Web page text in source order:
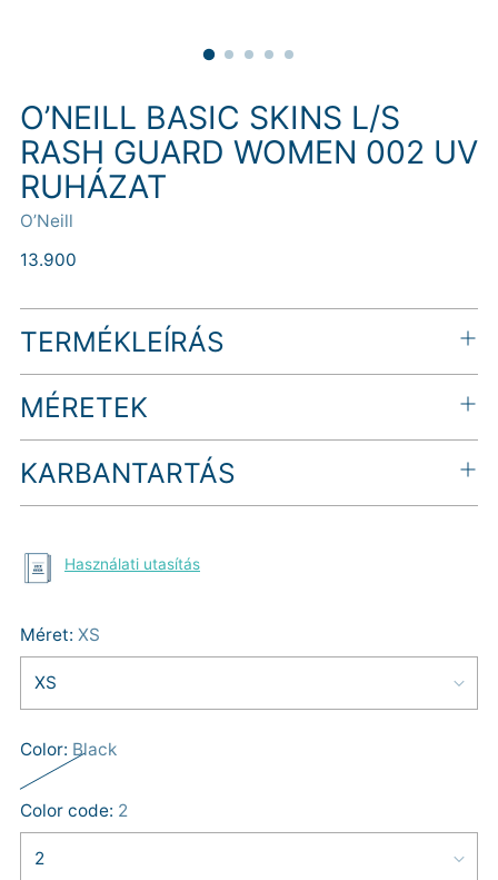
O’NEILL BASIC SKINS L/S
RASH GUARD WOMEN 002 UV
RUHÁZAT
O’Neill
Normál
13.900
TERMÉKLEÍRÁS
MÉRETEK
KARBANTARTÁS
Használati utasítás
Méret: XS
Color: Black
Color code: 2